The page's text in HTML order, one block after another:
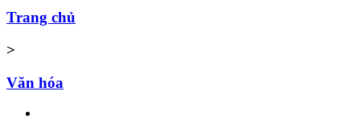
Trang chủ
>
Văn hóa